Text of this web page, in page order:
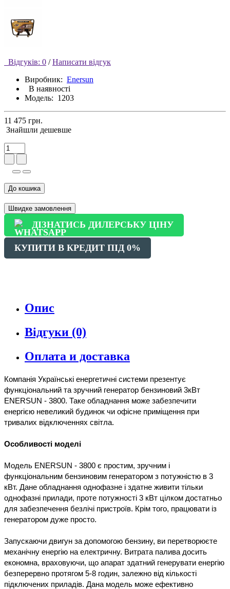
Відгуків: 0 / Написати відгук
Виробник: Enersun
В наявності
Модель: 1203
11 475 грн.
Знайшли дешевше
До кошика
Швидке замовлення
ДІЗНАТИСЬ ДИЛЕРСЬКУ ЦІНУ
КУПИТИ В КРЕДИТ ПІД 0%
Опис
Відгуки (0)
Оплата и доставка
Компанія Українські енергетичні системи презентує
функціональний та зручний генератор бензиновий 3кВт
ENERSUN - 3800. Таке обладнання може забезпечити
енергією невеликий будинок чи офісне приміщення при
тривалих відключеннях світла.
Модель ENERSUN - 3800 є простим, зручним і
функціональним бензиновим генератором з потужністю в 3
кВт. Дане обладнання однофазне і здатне живити тільки
однофазні прилади, проте потужності 3 кВт цілком достатньо
для забезпечення безлічі пристроїв. Крім того, працювати із
генератором дуже просто.
Запускаючи двигун за допомогою бензину, ви перетворюєте
механічну енергію на електричну. Витрата палива досить
економна, враховуючи, що апарат здатний генерувати енергію
безперервно протягом 5-8 годин, залежно від кількості
підключених приладів. Дана модель може ефективно